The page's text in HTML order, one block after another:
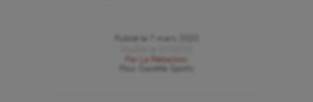
Publié le
7 mars 2020
Par
La Rédaction
Gazette Sports